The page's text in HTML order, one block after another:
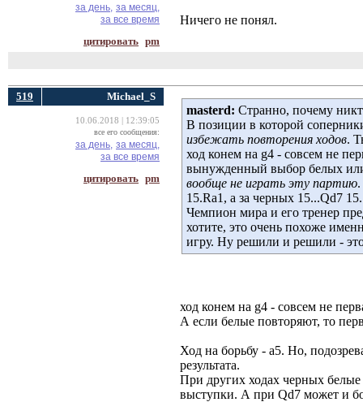
за день, за месяц,
за все время
цитировать pm
Ничего не понял.
519 Michael_S
10.06.2018 | 12:39:05
все его сообщения:
за день, за месяц,
за все время
цитировать pm
masterd: Странно, почему
В позиции в которой
избежать повторения ходов.
ход конем на g4 - совсем не
вынужденный выбор белых
вообще не играть эту партию
15.Ra1, а за черных 15...Qd7
Чемпион мира и его тренер
хотите, это очень похоже
игру. Ну решили и решили -
ход конем на g4 - совсем не
А если белые повторяют, то
Ход на борьбу - а5. Но,
результата.
При других ходах черных
выступки. А при Qd7 может и